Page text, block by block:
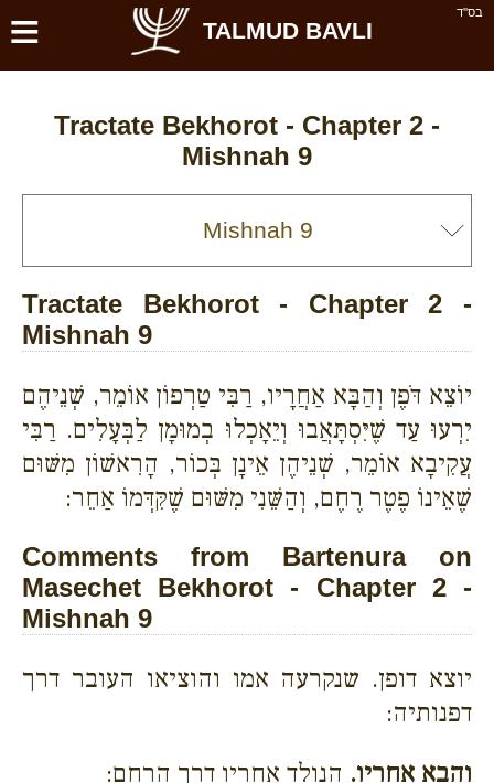
בס''ד ≡ TALMUD BAVLI
Tractate Bekhorot - Chapter 2 -
Mishnah 9
Tractate Bekhorot - Chapter 2 -
Mishnah 9
יוֹצֵא דֹּפֶן וְהַבָּא אַחֲרָיו, רַבִּי טַרְפוֹן אוֹמֵר, שְׁנֵיהֶם
יִרְעוּ עַד שֶׁיִּסְתָּאֲבוּ וְיֵאָכְלוּ בְמוּמָן לַבְּעָלִים. רַבִּי
עֲקִיבָא אוֹמֵר, שְׁנֵיהֶן אֵינָן בְּכוֹר, הָרִאשׁוֹן מִשּׁוּם
שֶׁאֵינוֹ פֶטֶר רֶחֶם, וְהַשֵּׁנִי מִשּׁוּם שֶׁקִּדְּמוֹ אַחֵר:
Comments from Bartenura on
Masechet Bekhorot - Chapter 2 -
Mishnah 9
יוצא דופן. שנקרעה אמו והוציאו העובר דרך
דפנותיה:
והבא אחריו. הנולד אחריו דרך הרחם: